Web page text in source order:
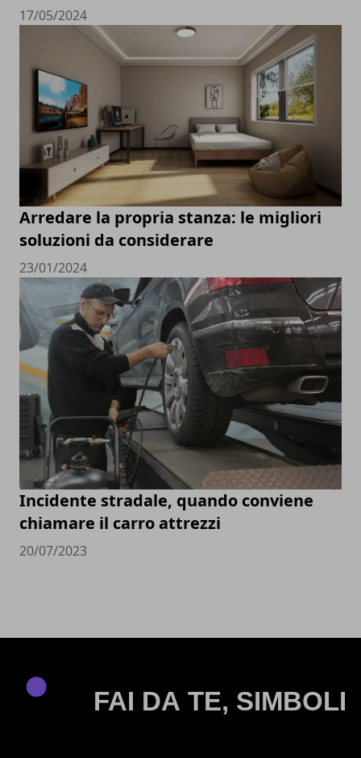
17/05/2024
Arredare la propria stanza: le migliori
soluzioni da considerare
23/01/2024
Incidente stradale, quando conviene
chiamare il carro attrezzi
20/07/2023